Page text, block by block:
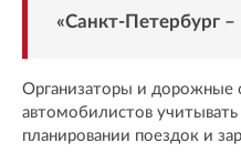
«Санкт-Петербург –
Организаторы и дорожные
автомобилистов
планировании поездок и